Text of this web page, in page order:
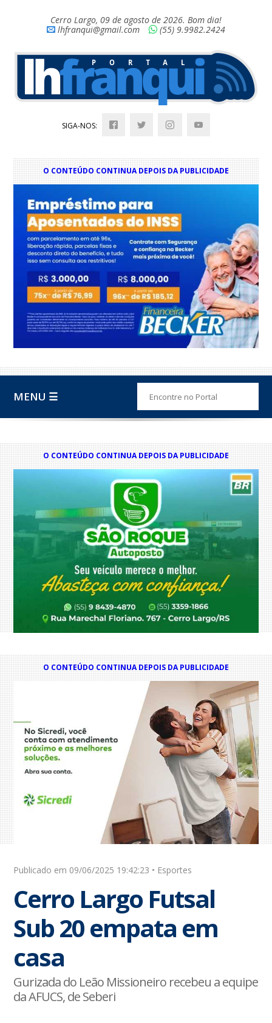
Cerro Largo, 09 de agosto de 2026. Bom dia!
lhfranqui@gmail.com
(55) 9.9982.2424
SIGA-NOS:
O CONTEÚDO CONTINUA DEPOIS DA PUBLICIDADE
MENU ☰
O CONTEÚDO CONTINUA DEPOIS DA PUBLICIDADE
O CONTEÚDO CONTINUA DEPOIS DA PUBLICIDADE
Publicado em 09/06/2025 19:42:23 • Esportes
Cerro Largo Futsal
Sub 20 empata em
casa
Gurizada do Leão Missioneiro recebeu a equipe
da AFUCS, de Seberi